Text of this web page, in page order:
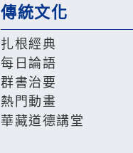
傳統文化
扎根經典
每日論語
群書治要
熱門動畫
華藏道德講堂